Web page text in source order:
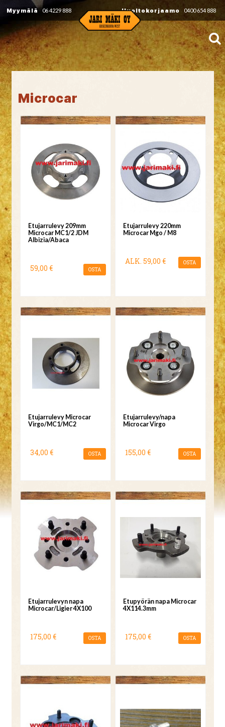
Myymälä 06 4229 888 Huoltokorjaamo 0400 654 888
Microcar
Etujarrulevy 209mm
Microcar MC1/2 JDM
Albizia/Abaca
59,00 € OSTA
Etujarrulevy 220mm
Microcar Mgo / M8
ALK. 59,00 € OSTA
Etujarrulevy Microcar
Virgo/MC1/MC2
34,00 € OSTA
Etujarrulevy/napa
Microcar Virgo
155,00 € OSTA
Etujarrulevyn napa
Microcar/Ligier 4X100
175,00 € OSTA
Etupyörän napa Microcar
4X114.3mm
175,00 € OSTA